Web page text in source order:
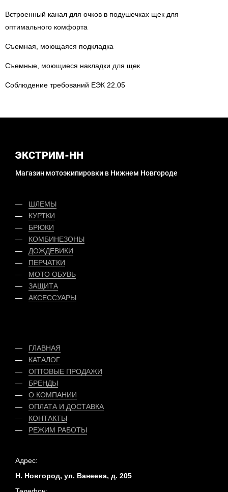
Встроенный канал для очков в подушечках щек для
оптимального комфорта
Съемная, моющаяся подкладка
Съемные, моющиеся накладки для щек
Соблюдение требований ЕЭК 22.05
ЭКСТРИМ-НН
Магазин мотоэкипировки в Нижнем Новгороде
ШЛЕМЫ
КУРТКИ
БРЮКИ
КОМБИНЕЗОНЫ
ДОЖДЕВИКИ
ПЕРЧАТКИ
МОТО ОБУВЬ
ЗАЩИТА
АКСЕССУАРЫ
ГЛАВНАЯ
КАТАЛОГ
ОПТОВЫЕ ПРОДАЖИ
БРЕНДЫ
О КОМПАНИИ
ОПЛАТАИ ДОСТАВКА
КОНТАКТЫ
РЕЖИМ РАБОТЫ
Адрес:
Н. Новгород, ул. Ванеева, д. 205